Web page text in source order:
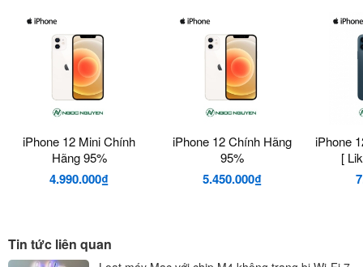
siêu chụp đêm, tất cả đều có mặt trên iPhone 12.
iPhone 12 Mini Chính
Hãng 95%
4.990.000₫
iPhone 12 Chính Hãng
95%
5.450.000₫
iPhone
[
Tin tức liên quan